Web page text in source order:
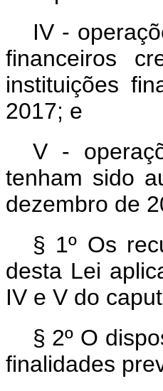
IV -
financeiros
instituições
2017; e
V -
tenham sido
dezembro de
§ 1º Os
desta Lei
IV e V do caput
§ 2º O
finalidades